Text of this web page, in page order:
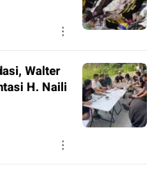
Walter
H. Naili